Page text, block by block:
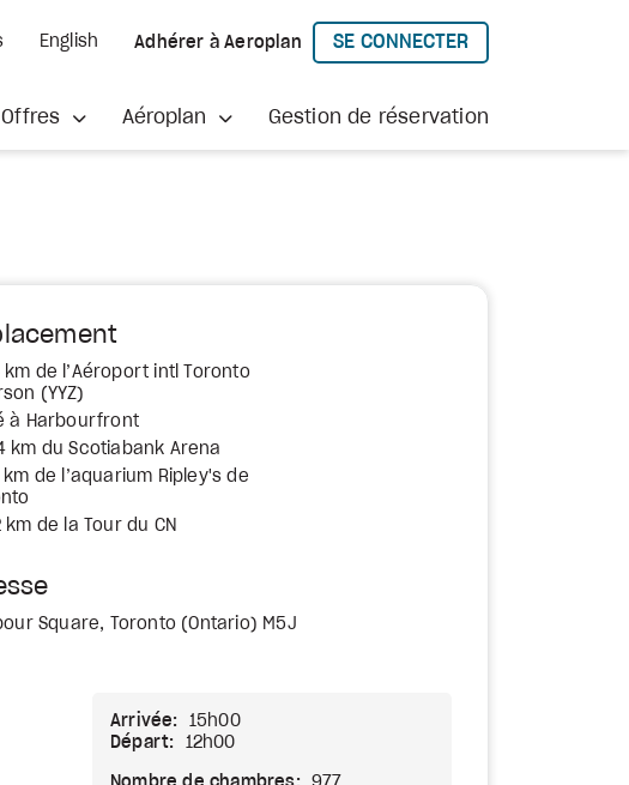
English Adhérer à Aeroplan
SE CONNECTER
À AEROPLAN
Offres Aéroplan Gestion de réservation
km de l’Aéroport intl Toronto
(YYZ)
à Harbourfront
km du Scotiabank Arena
km de l’aquarium Ripley's de
km de la Tour du CN
Square, Toronto (Ontario) M5J
Arrivée:
15h00
Départ:
12h00